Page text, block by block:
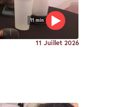
11 min
11 Juillet 2026